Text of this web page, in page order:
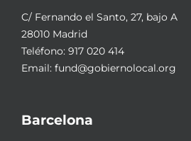
C/ Fernando el Santo, 27, bajo A
28010 Madrid
Teléfono: 917 020 414
Email: fund@gobiernolocal.org
Barcelona